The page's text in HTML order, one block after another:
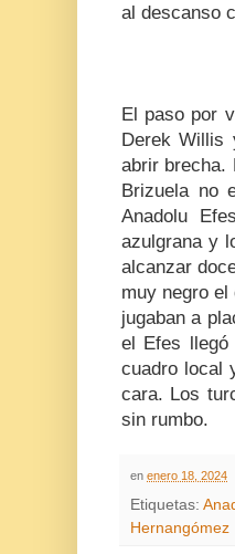
al descanso
El paso por
Derek Willis
abrir brecha.
Brizuela no
Anadolu
azulgrana y
alcanzar
muy negro
jugaban a
el Efes llegó
cuadro local
cara. Los
sin rumbo.
en enero 18, 2024
Etiquetas:
Hernangómez